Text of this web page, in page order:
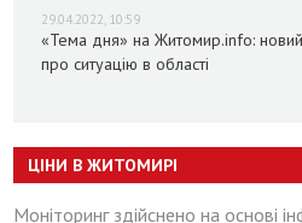
29.04.2022, 10:59
«Тема дня» на Житомир.info: новий
про ситуацію в області
ЦІНИ В ЖИТОМИРІ
Моніторинг здійснено на основі